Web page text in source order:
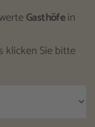
Gasthöfein
klicken Sie bitte